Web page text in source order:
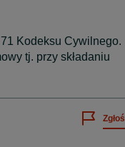
Kodeksu Cywilnego.
tj. przy składaniu
Zgłoś